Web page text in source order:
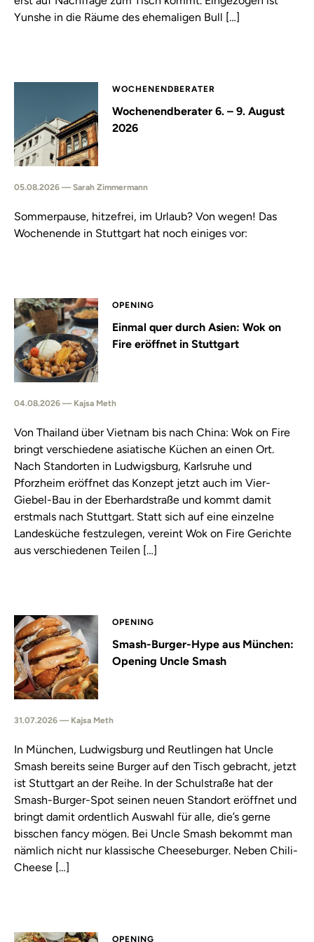
Yunshe in die Räume des ehemaligen Bull […]
WOCHENENDBERATER
Wochenendberater 6. – 9. August
2026
05.08.2026 — Sarah Zimmermann
Sommerpause, hitzefrei, im Urlaub? Von wegen! Das
Wochenende in Stuttgart hat noch einiges vor:
OPENING
Einmal quer durch Asien: Wok on
Fire eröffnet in Stuttgart
04.08.2026 — Kajsa Meth
Von Thailand über Vietnam bis nach China: Wok on Fire
bringt verschiedene asiatische Küchen an einen Ort.
Nach Standorten in Ludwigsburg, Karlsruhe und
Pforzheim eröffnet das Konzept jetzt auch im Vier-
Giebel-Bau in der Eberhardstraße und kommt damit
erstmals nach Stuttgart. Statt sich auf eine einzelne
Landesküche festzulegen, vereint Wok on Fire Gerichte
aus verschiedenen Teilen […]
OPENING
Smash-Burger-Hype aus München:
Opening Uncle Smash
31.07.2026 — Kajsa Meth
In München, Ludwigsburg und Reutlingen hat Uncle
Smash bereits seine Burger auf den Tisch gebracht, jetzt
ist Stuttgart an der Reihe. In der Schulstraße hat der
Smash-Burger-Spot seinen neuen Standort eröffnet und
bringt damit ordentlich Auswahl für alle, die’s gerne
bisschen fancy mögen. Bei Uncle Smash bekommt man
nämlich nicht nur klassische Cheeseburger. Neben Chili-
Cheese […]
OPENING